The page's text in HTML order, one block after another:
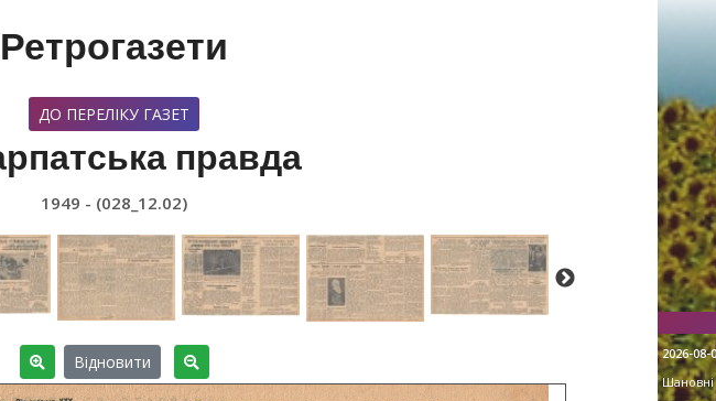
Ретрогазети
ДО ПЕРЕЛІКУ ГАЗЕТ
правда
1949 - (028_12.02)
Відновити
2026-08-
Шановні